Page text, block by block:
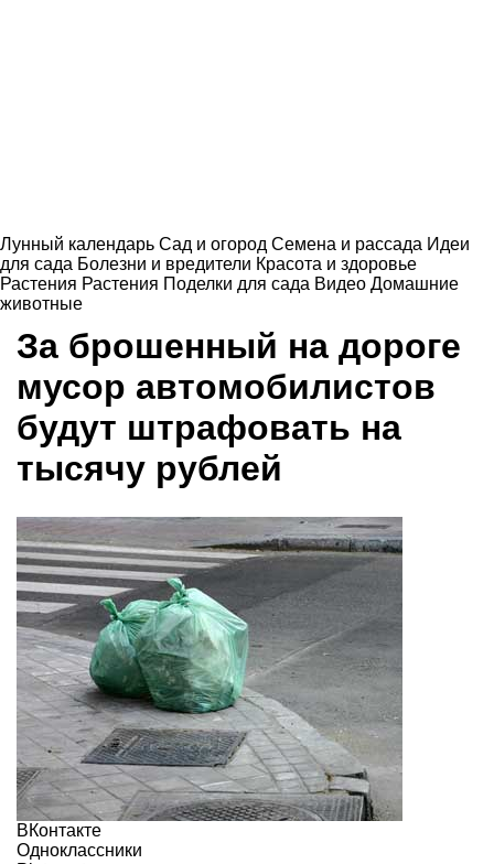
Лунный календарь Сад и огород Семена и рассада Идеи
для сада Болезни и вредители Красота и здоровье
Растения Растения Поделки для сада Видео Домашние
животные
За брошенный на дороге
мусор автомобилистов
будут штрафовать на
тысячу рублей
ВКонтакте
Одноклассники